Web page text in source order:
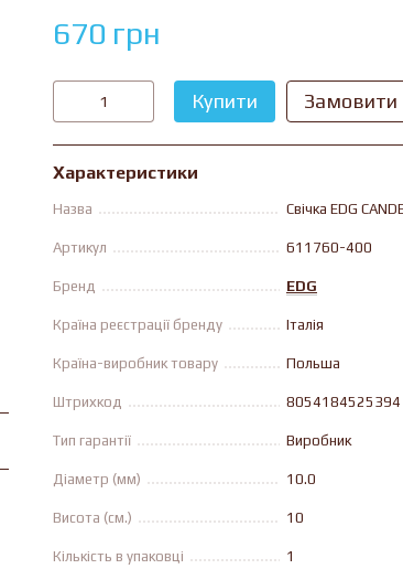
670 грн
Купити
Характеристики
Назва Свічка EDG
Артикул 611760-400
Бренд EDG
Країна реєстрації бренду Італія
Країна-виробник товару Польша
Штрихкод 8054184525394
Тип гарантії Виробник
Діаметр (мм) 10.0
Висота (см.) 10
Кількість в упаковці 1